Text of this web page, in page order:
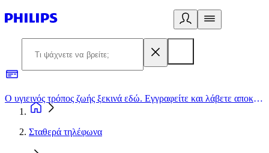
Ο υγιεινός τρόπος ζωής ξεκινά εδώ. Εγγραφείτε και λάβετε αποκλειστικές προσφορές
Σταθερά τηλέφωνα